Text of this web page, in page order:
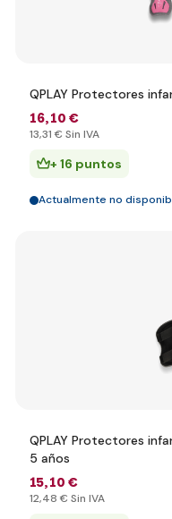
QPLAY Protectores
16,10 €
13,31 € Sin IVA
+ 16 puntos
Actualmente no
QPLAY Protectores
5 años
15,10 €
12,48 € Sin IVA